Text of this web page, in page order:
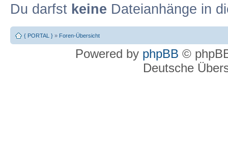
Du darfst keine Dateianhänge in
{ PORTAL } » Foren-Übersicht
Powered by phpBB ©
Deutsche